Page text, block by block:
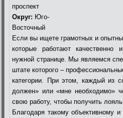
проспект
Округ: Юго-
Восточный
Если вы ищете грамотных и
которые работают
нужной странице. Мы являемся
штате которого –
категории. При этом, каждый из
должен» или «мне необходимо»
свою работу, чтобы получить
Благодаря такому объективному